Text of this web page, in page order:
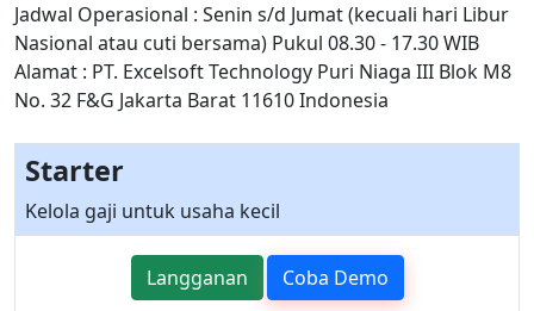
Jadwal Operasional : Senin s/d Jumat (kecuali hari Libur
Nasional atau cuti bersama) Pukul 08.30 - 17.30 WIB
Alamat : PT. Excelsoft Technology Puri Niaga III Blok M8
No. 32 F&G Jakarta Barat 11610 Indonesia
Starter
Kelola gaji untuk usaha kecil
Langganan Coba Demo